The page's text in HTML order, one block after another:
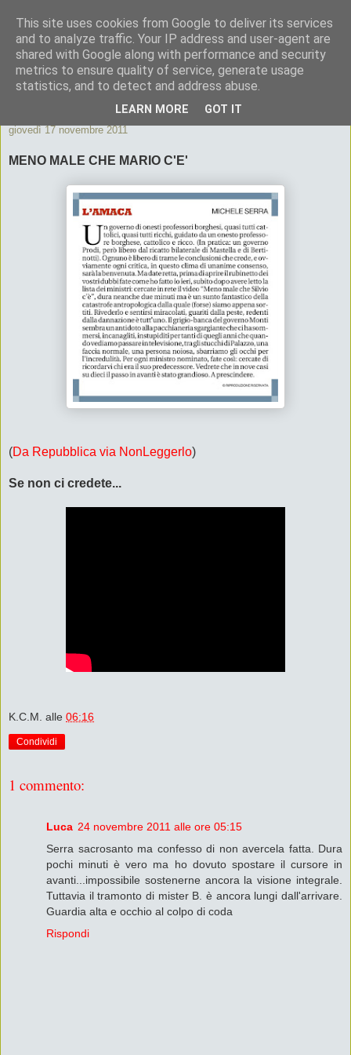
ByeByePapi
Cronache dall'Italia migliore
giovedì 17 novembre 2011
MENO MALE CHE MARIO C'E'
(Da Repubblica via NonLeggerlo)
Se non ci credete...
K.C.M. alle 06:16
Condividi
1 commento:
Luca 24 novembre 2011 alle ore 05:15
Serra sacrosanto ma confesso di non avercela fatta. Dura
pochi minuti è vero ma ho dovuto spostare il cursore in
avanti...impossibile sostenerne ancora la visione integrale.
Tuttavia il tramonto di mister B. è ancora lungi dall'arrivare.
Guardia alta e occhio al colpo di coda
Rispondi
This site uses cookies from Google to deliver its services
and to analyze traffic. Your IP address and user-agent are
shared with Google along with performance and security
metrics to ensure quality of service, generate usage
statistics, and to detect and address abuse.
LEARN MORE GOT IT